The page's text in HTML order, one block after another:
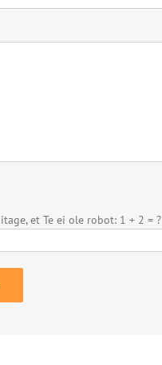
et Te ei ole robot: 1 + 2 = ?